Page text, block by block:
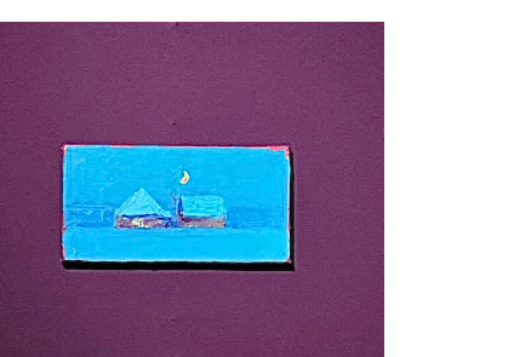
галузі «Образотворче мистецтво»
творів «Український мотив»)
іменну премію для
Національної академії мистецтв
створює розписи для храму
Богородиці в
район Київської області)